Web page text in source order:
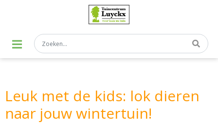
Leuk met de kids: lok dieren
naar jouw wintertuin!